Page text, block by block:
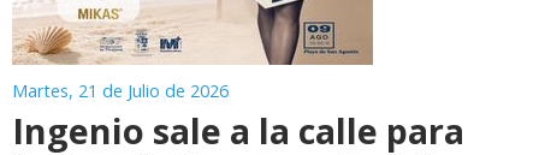
Martes, 21 de Julio de 2026
Ingenio sale a la calle para